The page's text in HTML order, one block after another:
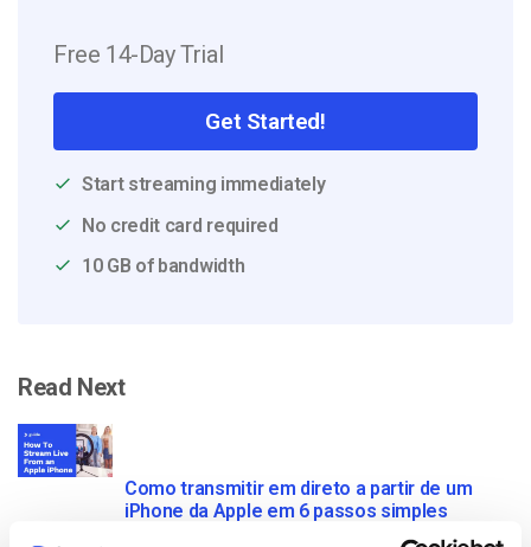
Free 14-Day Trial
Get Started!
Start streaming immediately
No credit card required
10 GB of bandwidth
Read Next
Como transmitir em direto a partir de um
iPhone da Apple em 6 passos simples